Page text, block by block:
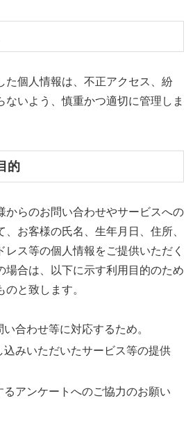
た個人情報は、不正アクセス、紛
ないよう、慎重かつ適切に管理しま
的
からのお問い合わせやサービスへの
、お客様の氏名、生年月日、住所、
レス等の個人情報をご提供いただく
場合は、以下に示す利用目的のため
と致します。
合わせ等に対応するため。
込みいただいたサービス等の提供
るアンケートへのご協力のお願い